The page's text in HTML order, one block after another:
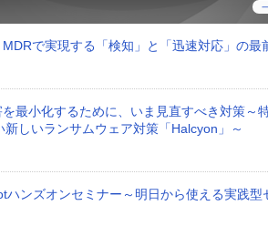
で実現する「検知」と「迅速対応」の最
最小化するために、いま見直すべき対策～
しいランサムウェア対策「Halcyon」～
ンズオンセミナー～明日から使える実践型